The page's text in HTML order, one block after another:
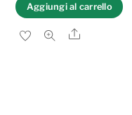
Aggiungi al carrello
Share